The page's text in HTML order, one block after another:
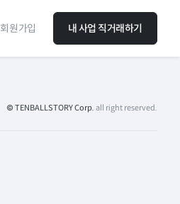
회원가입 내 사업 직거래하기
© TENBALLSTORY Corp. all right reserved.